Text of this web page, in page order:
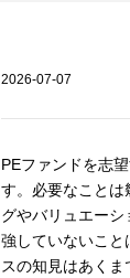
2026-07-07
PEファンドを志
す。必要なことは
グやバリュエー
強していないこと
スの知見はあく